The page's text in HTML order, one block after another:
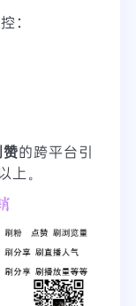
：
的跨平台引
。